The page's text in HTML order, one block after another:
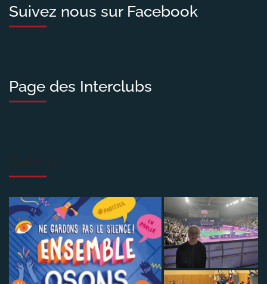
Suivez nous sur Facebook
Page des Interclubs